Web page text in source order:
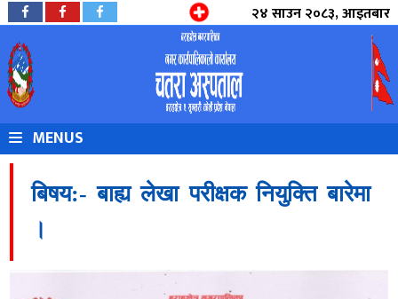
२४ साउन २०८३, आइतबार
MENUS
बिषय:- बाह्य लेखा परीक्षक नियुक्ति बारेमा
।